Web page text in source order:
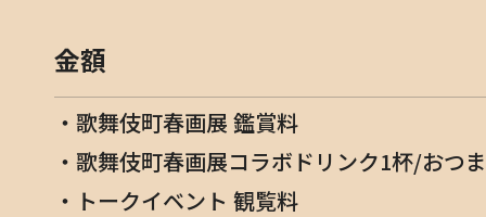
金額
・歌舞伎町春画展 鑑賞料
・歌舞伎町春画展コラボドリンク1杯/おつ
・トークイベント 観覧料